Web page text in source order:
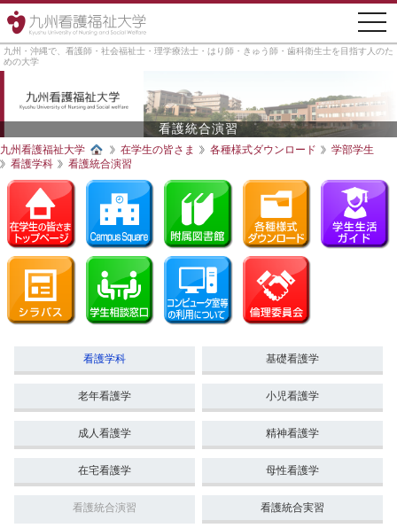
九州・沖縄で、看護師・社会福祉士・理学療法士・はり師・きゅう師・歯科衛生士を目指す人のた
めの大学
看護統合演習
九州看護福祉大学 在学生の皆さま 各種様式ダウンロード
学部学生
看護学科
看護統合演習
看護学科 基礎看護学
老年看護学 小児看護学
成人看護学 精神看護学
在宅看護学 母性看護学
看護統合演習 看護統合実習